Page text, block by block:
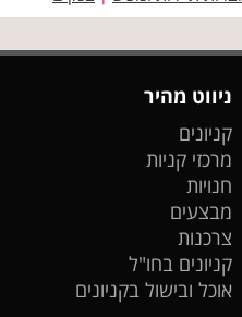
ניווט מהיר
קניונים
מרכזי קניות
חנויות
מבצעים
צרכנות
קניונים בחו"ל
אוכל ובישול בקניונים